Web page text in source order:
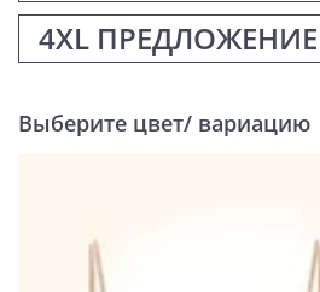
4XL ПРЕДЛОЖЕНИЕ
Выберите цвет/ вариацию